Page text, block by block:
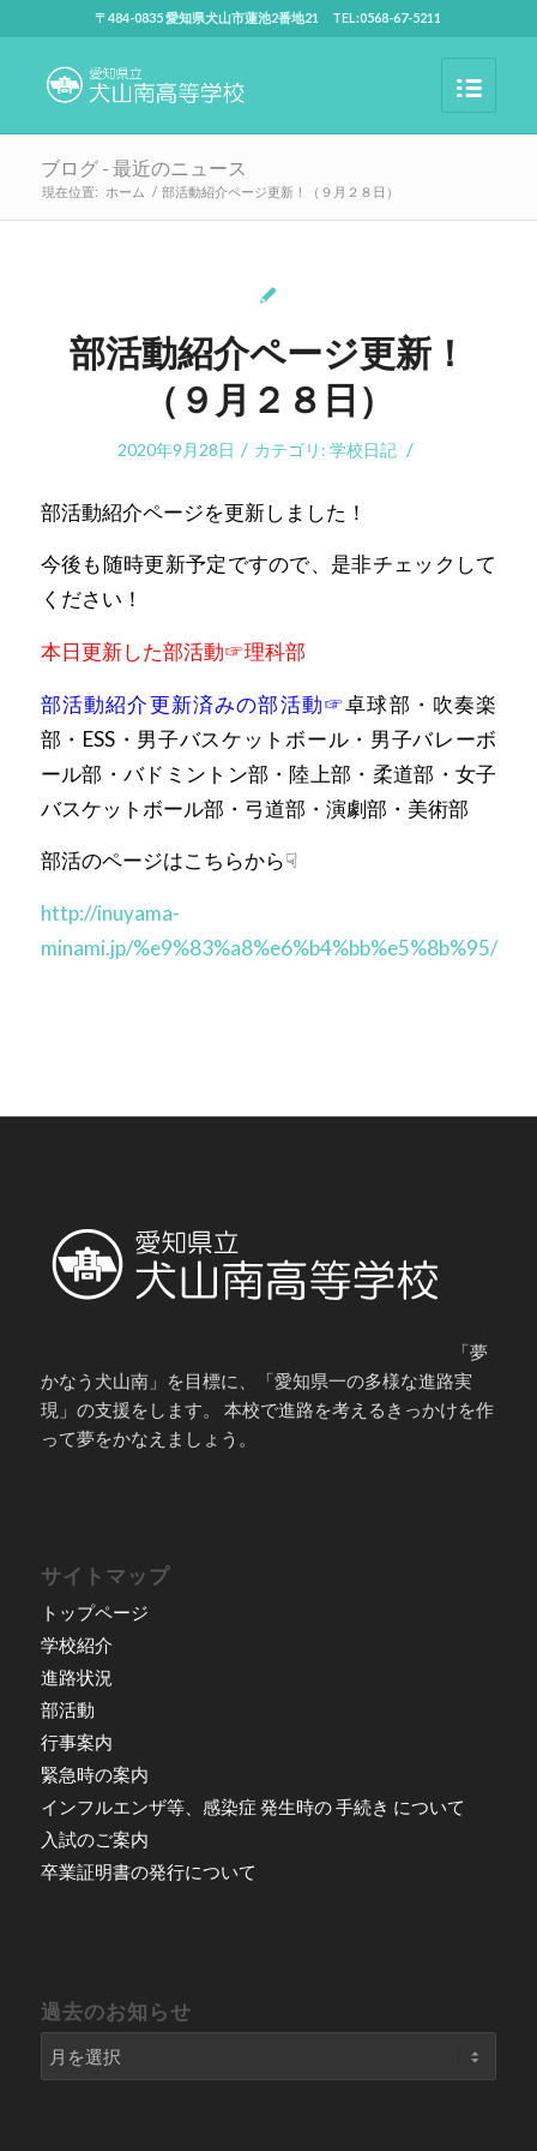
〒484-0835 愛知県犬山市蓮池2番地21 TEL:0568-67-5211
ブログ - 最近のニュース
現在位置: ホーム / 部活動紹介ページ更新！（９月２８日）
部活動紹介ページ更新！
（９月２８日）
2020年9月28日 / カテゴリ: 学校日記 /
部活動紹介ページを更新しました！
今後も随時更新予定ですので、是非チェックして
ください！
本日更新した部活動☞理科部
部活動紹介更新済みの部活動☞卓球部・吹奏楽
部・ESS・男子バスケットボール・男子バレーボ
ール部 ・バドミントン部・陸上部・柔道部・女子
バスケットボール部・弓道部・演劇部・美術部
部活のページはこちらから☟
http://inuyama-
minami.jp/%e9%83%a8%e6%b4%bb%e5%8b%95/
「夢
かなう犬山南」を目標に、「愛知県一の多様な進路実
現」の支援をします。 本校で進路を考えるきっかけを作
って夢をかなえましょう。
サイトマップ
トップページ
学校紹介
進路状況
部活動
行事案内
緊急時の案内
インフルエンザ等、感染症 発生時の 手続き について
入試のご案内
卒業証明書の発行について
過去のお知らせ